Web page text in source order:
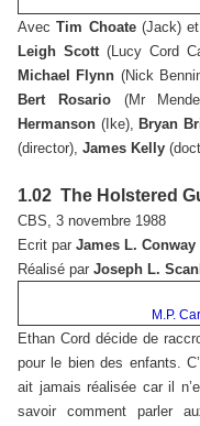
AvecTim Choate(Jack) et
Leigh Scott(Lucy Cord
Michael Flynn (Nick
Bert Rosario (Mr
Hermanson (Ike), Bryan
(director), James Kelly
1.02 The Holstered
CBS, 3 novembre 1988
Ecrit par James L. Conway
Réalisé par Joseph L.
M.P.
Ethan Cord décide de
pour le bien des enfants.
ait jamais réalisée car il
savoir comment parler